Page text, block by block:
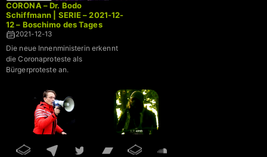
CORONA – Dr. Bodo
Schiffmann | SERIE – 2021-12-
12 – Boschimo des Tages
2021-12-13
Die neue Innenministerin erkennt
die Coronaproteste als
Bürgerproteste an.